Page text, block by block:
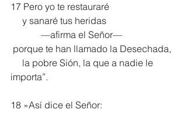
17 Pero yo te restauraré
     y sanaré tus heridas
             —afirma el Señor—
porque te han llamado la Desechada,
importa”.
18 »Así dice el Señor: